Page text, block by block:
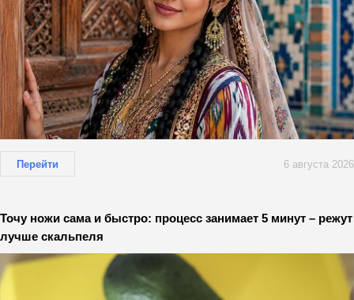
Перейти 6 августа 2026
Точу ножи сама и быстро: процесс занимает 5 минут – режут
лучше скальпеля